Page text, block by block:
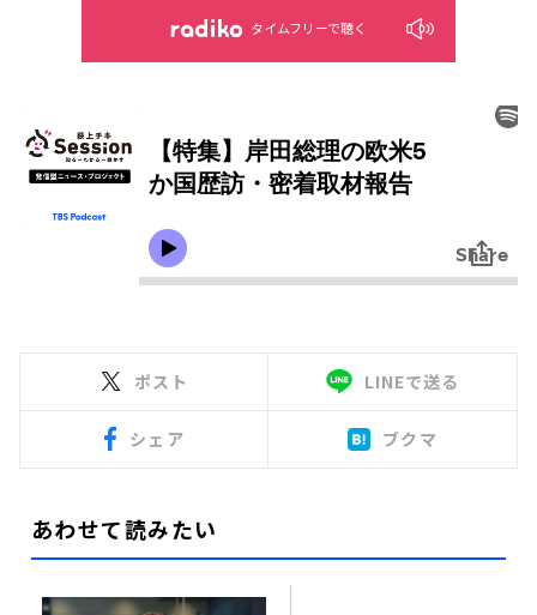
タイムフリーで聴く
ポスト LINEで送る
シェア ブクマ
あわせて読みたい